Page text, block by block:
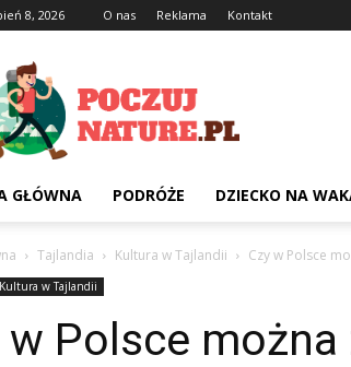
8, 2026 O nas Reklama Kontakt
GŁÓWNA PODRÓŻE DZIECKO NA
Tajlandia Kultura w Tajlandii Czy w Polsce
Kultura w Tajlandii
w Polsce można